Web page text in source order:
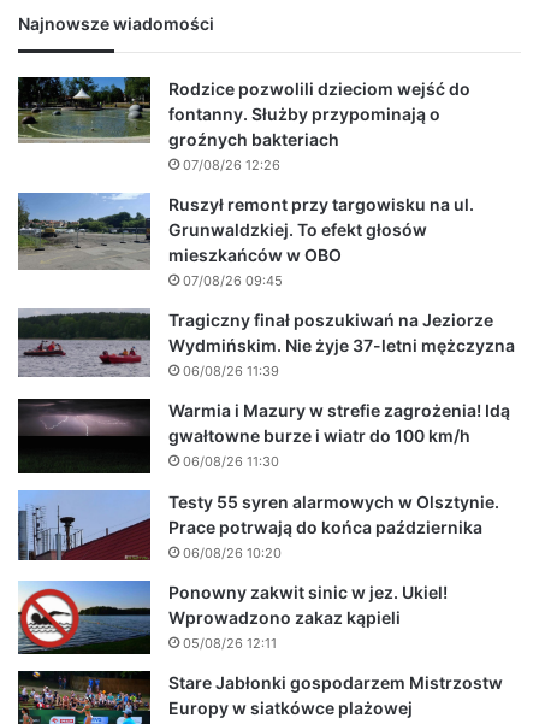
Najnowsze wiadomości
Rodzice pozwolili dzieciom wejść do
fontanny. Służby przypominają o
groźnych bakteriach
07/08/26 12:26
Ruszył remont przy targowisku na ul.
Grunwaldzkiej. To efekt głosów
mieszkańców w OBO
07/08/26 09:45
Tragiczny finał poszukiwań na Jeziorze
Wydmińskim. Nie żyje 37-letni mężczyzna
06/08/26 11:39
Warmia i Mazury w strefie zagrożenia! Idą
gwałtowne burze i wiatr do 100 km/h
06/08/26 11:30
Testy 55 syren alarmowych w Olsztynie.
Prace potrwają do końca października
06/08/26 10:20
Ponowny zakwit sinic w jez. Ukiel!
Wprowadzono zakaz kąpieli
05/08/26 12:11
Stare Jabłonki gospodarzem Mistrzostw
Europy w siatkówce plażowej